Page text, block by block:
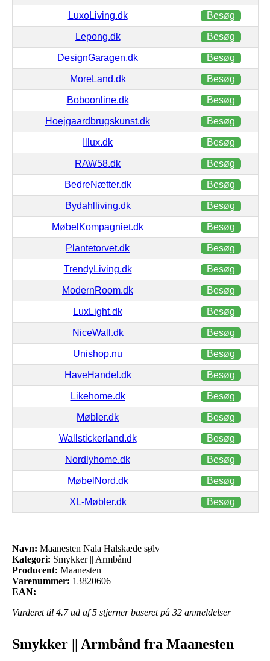
LuxoLiving.dk Besøg
Lepong.dk Besøg
DesignGaragen.dk Besøg
MoreLand.dk Besøg
Boboonline.dk Besøg
Hoejgaardbrugskunst.dk Besøg
Illux.dk Besøg
RAW58.dk Besøg
BedreNætter.dk Besøg
Bydahlliving.dk Besøg
MøbelKompagniet.dk Besøg
Plantetorvet.dk Besøg
TrendyLiving.dk Besøg
ModernRoom.dk Besøg
LuxLight.dk Besøg
NiceWall.dk Besøg
Unishop.nu Besøg
HaveHandel.dk Besøg
Likehome.dk Besøg
Møbler.dk Besøg
Wallstickerland.dk Besøg
Nordlyhome.dk Besøg
MøbelNord.dk Besøg
XL-Møbler.dk Besøg
Navn: Maanesten Nala Halskæde sølv
Kategori: Smykker || Armbånd
Producent: Maanesten
Varenummer: 13820606
EAN:
Vurderet til 4.7ud af 5 stjerner baseret på 32 anmeldelser
Smykker || Armbånd fra Maanesten